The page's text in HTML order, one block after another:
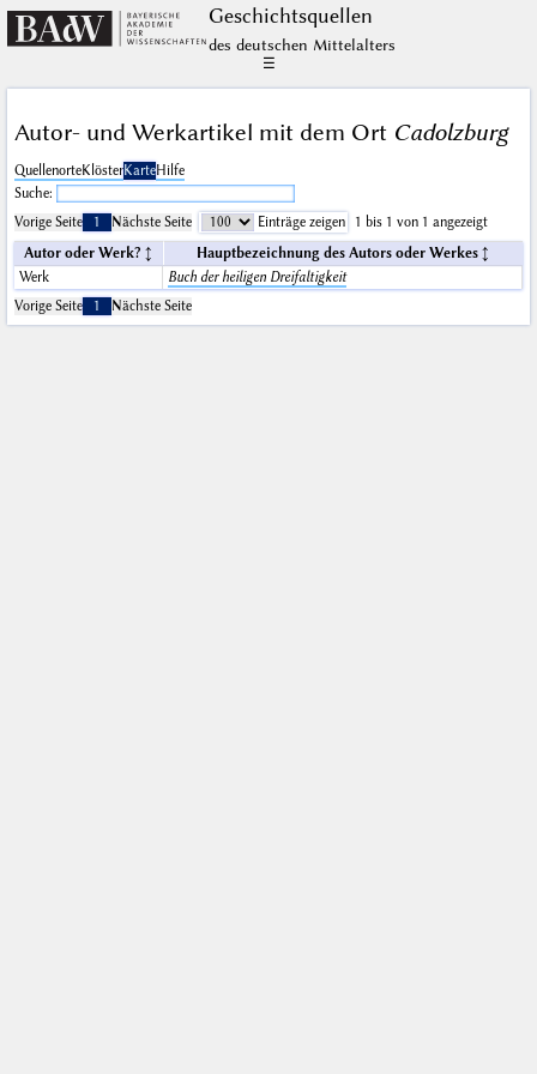
Geschichts­quellen
des deutschen Mittelalters
☰
Autor- und Werkartikel mit dem Ort Cadolzburg
QuellenorteKlösterKarteHilfe
Suche:
Vorige Seite
1 Nächste Seite Einträge zeigen
1 bis 1 von 1 angezeigt
Autor oder Werk?
Hauptbezeichnung des Autors oder Werkes
Werk
Buch der heiligen Dreifaltigkeit
Vorige Seite
1 Nächste Seite